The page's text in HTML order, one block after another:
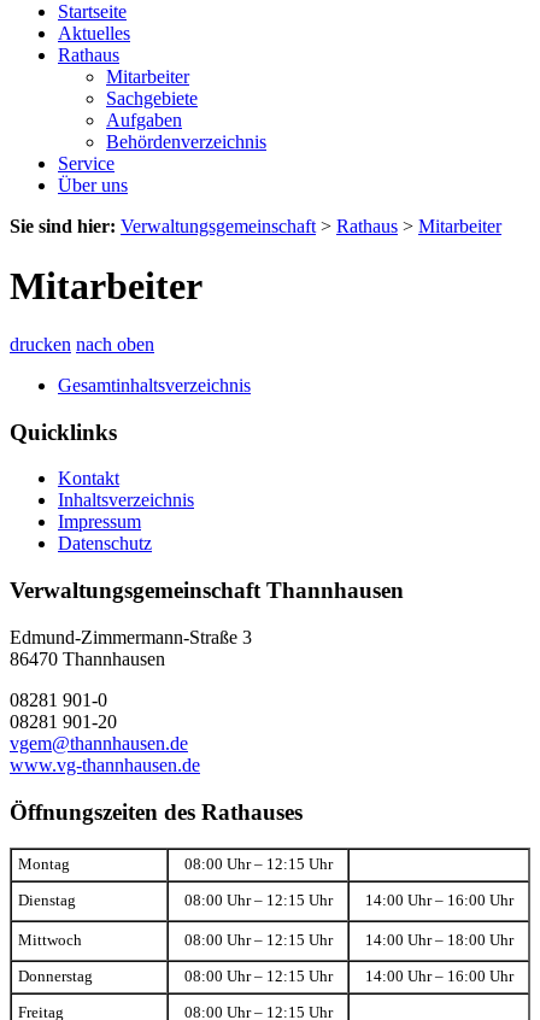
Startseite
Aktuelles
Rathaus
Mitarbeiter
Sachgebiete
Aufgaben
Behördenverzeichnis
Service
Über uns
Sie sind hier: Verwaltungsgemeinschaft > Rathaus > Mitarbeiter
Mitarbeiter
drucken nach oben
Gesamtinhaltsverzeichnis
Quicklinks
Kontakt
Inhaltsverzeichnis
Impressum
Datenschutz
Verwaltungsgemeinschaft Thannhausen
Edmund-Zimmermann-Straße 3
86470 Thannhausen
08281 901-0
08281 901-20
vgem@thannhausen.de
www.vg-thannhausen.de
Öffnungszeiten des Rathauses
Montag 08:00 Uhr – 12:15 Uhr
Dienstag 08:00 Uhr – 12:15 Uhr 14:00 Uhr – 16:00 Uhr
Mittwoch 08:00 Uhr – 12:15 Uhr 14:00 Uhr – 18:00 Uhr
Donnerstag 08:00 Uhr – 12:15 Uhr 14:00 Uhr – 16:00 Uhr
Freitag 08:00 Uhr – 12:15 Uhr